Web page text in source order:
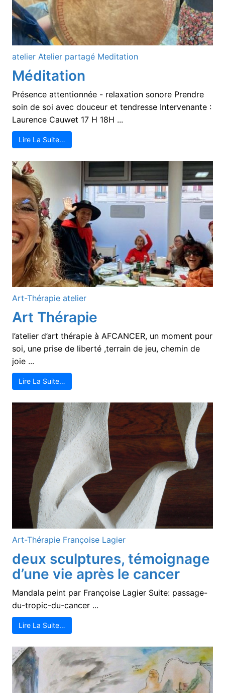
atelier Atelier partagé Meditation
Méditation
Présence attentionnée - relaxation sonore Prendre
soin de soi avec douceur et tendresse Intervenante :
Laurence Cauwet 17 H 18H ...
Lire La Suite…
Art-Thérapie atelier
Art Thérapie
l’atelier d’art thérapie à AFCANCER, un moment pour
soi, une prise de liberté ,terrain de jeu, chemin de
joie ...
Lire La Suite…
Art-Thérapie Françoise Lagier
deux sculptures, témoignage
d’une vie après le cancer
Mandala peint par Françoise Lagier Suite: passage-
du-tropic-du-cancer ...
Lire La Suite…